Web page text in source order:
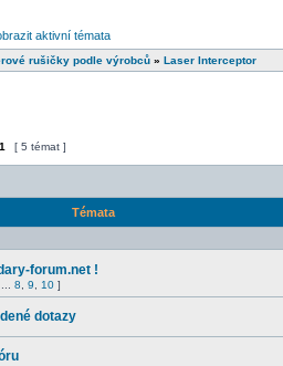
aktivní témata
rušičky podle výrobců » Laser Interceptor
1 [ 5 témat ]
Témata
forum.net !
8 9 10 ]
dotazy